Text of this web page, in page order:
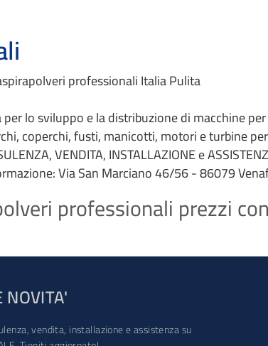
professionali Italia Pulita
lo sviluppo e la distribuzione di macchine
coperchi, fusti, manicotti, motori e turbine
VENDITA, INSTALLAZIONE e
Via San Marciano 46/56 - 86079
professionali prezzi
NOVITA'
vendita, installazione e assistenza su